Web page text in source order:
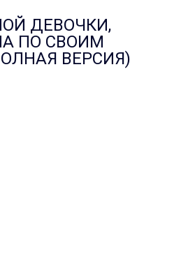
ДЕВОЧКИ,
ПО СВОИМ
ВЕРСИЯ)